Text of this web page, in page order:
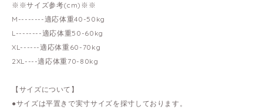
※※サイズ参考(cm)※※
M--------適応体重40-50kg
L--------適応体重50-60kg
XL------適応体重60-70kg
2XL----適応体重70-80kg
【サイズについて】
●サイズは平置きで実寸サイズを採寸しております。